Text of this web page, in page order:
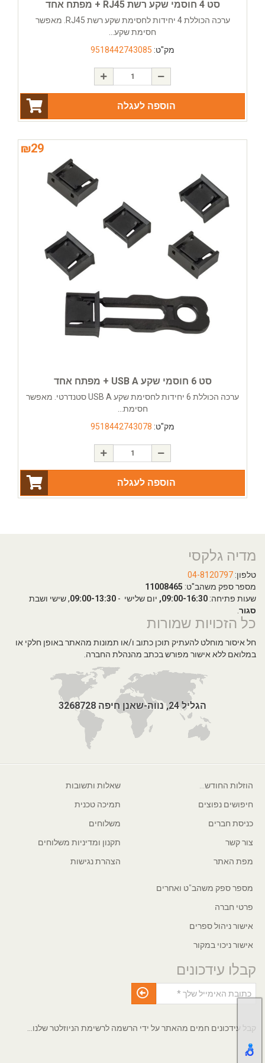
סט 4 חוסמי שקע רשת RJ45 + מפתח אחד
ערכה הכוללת 4 יחידות לחסימת שקע רשת RJ45. מאפשר
חסימת שקע...
מק"ט: 9518442743085
הוספה לעגלה
₪29
סט 6 חוסמי שקע USB A + מפתח אחד
ערכה הכוללת 6 יחידות לחסימת שקע USB A סטנדרטי. מאפשר
חסימת...
מק"ט: 9518442743078
הוספה לעגלה
מדיה גלקסי
טלפון: 04-8120797
מספר ספק משהב"ט: 11008465
שעות פתיחה: 09:00-16:30, יום שלישי - 09:00-13:30, שישי ושבת
סגור
כל הזכויות שמורות
חל איסור מוחלט להעתיק תוכן כתוב ו/או תמונות מהאתר באופן חלקי או
במלואם ללא אישור מפורש בכתב מהנהלת החברה.
הגליל 24, נווה-שאנן חיפה 3268728
הוזלות החודש...
חיפושים נפוצים
כניסת חברים
צור קשר
מפת האתר
שאלות ותשובות
תמיכה טכנית
משלוחים
תקנון ומדיניות משלוחים
הצהרת נגישות
מספר ספק משהב"ט ואחרים
פרטי חברה
אישור ניהול ספרים
אישור ניכוי במקור
קבלו עידכונים
קבל עידכונים חמים מהאתר על ידי הרשמה לרשימת הניוזלטר שלנו...